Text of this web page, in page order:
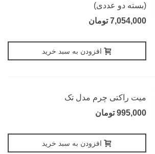
(بسته دو عددی)
7,054,000 تومان
افزودن به سبد خرید
میت راکتی چرم مدل تک
995,000 تومان
افزودن به سبد خرید